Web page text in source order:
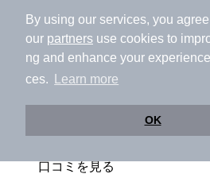
By using our services, you
our partners use cookies to
ng and enhance your
ces.
Learn more
OK
今月の新着電子チケット・ク
特集・ニュース
ニフティ温泉ニュース
口コミを見る